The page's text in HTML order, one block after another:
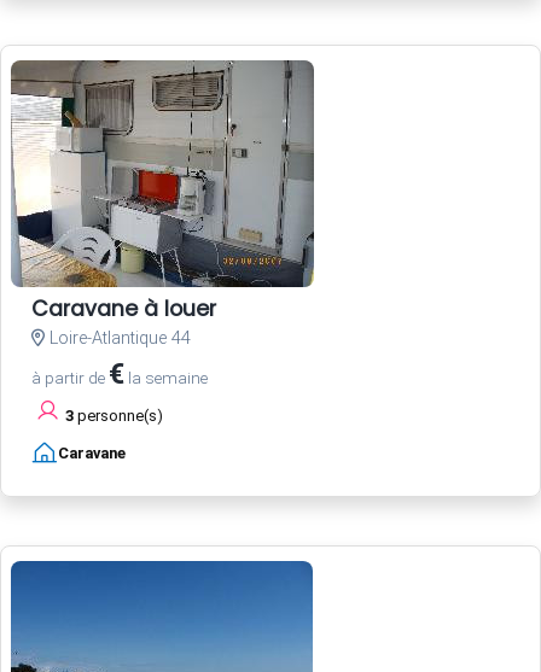
Caravane à louer
Loire-Atlantique 44
à partir de € la semaine
3 personne(s)
Caravane